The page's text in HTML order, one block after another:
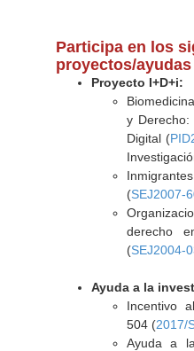
Participa en los
proyectos/ayudas
Proyecto I+D+i:
y
Digital (
(SEJ2007-
derecho
(SEJ2004-
Ayuda a la
Incentivo
504 (2017/
Ayuda a